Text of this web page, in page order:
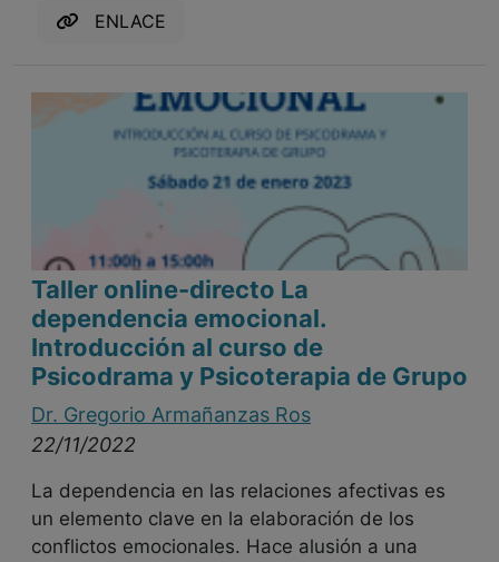
ENLACE
Taller online-directo La
dependencia emocional.
Introducción al curso de
Psicodrama y Psicoterapia de Grupo
Dr. Gregorio Armañanzas Ros
22/11/2022
La dependencia en las relaciones afectivas es
un elemento clave en la elaboración de los
conflictos emocionales. Hace alusión a una